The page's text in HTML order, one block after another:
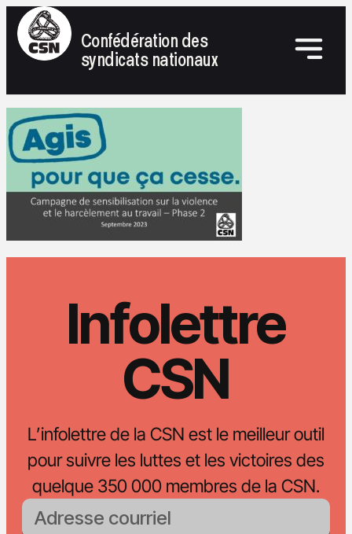
Confédération des
syndicats nationaux
Infolettre
CSN
L’infolettre de la CSN est le meilleur outil
pour suivre les luttes et les victoires des
quelque 350 000 membres de la CSN.